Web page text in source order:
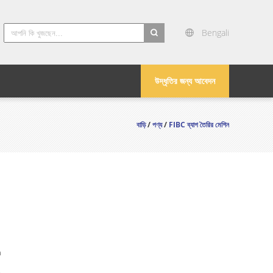
Bengali
উদ্ধৃতির জন্য আবেদন
বাড়ি/পণ্য/FIBC ব্যাগ তৈরির মেশিন